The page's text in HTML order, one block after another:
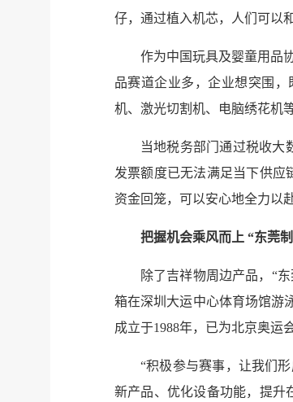
仔，通过植入机芯，人们可以
作为中国玩具及婴童用品
品赛道企业多，企业想突围
机、激光切割机、电脑绣花机
当地税务部门通过税收大
发票额度已无法满足当下供应
资金回笼，可以安心地全力以
把握机会乘风而上 “东莞
除了吉祥物周边产品，“
箱在深圳大运中心体育场馆游
成立于1988年，已为北京奥运
“积极参与赛事，让我们
新产品、优化设备功能，提升